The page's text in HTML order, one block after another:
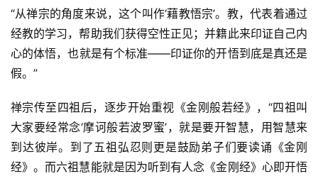
“从禅宗的角度来说，这个叫作‘藉教悟宗’。教，代表着通过
经教的学习，帮助我们获得空性正见；并籍此来印证自己内
心的体悟，也就是有个标准——印证你的开悟到底是真还是
假。”
禅宗传至四祖后，逐步开始重视《金刚般若经》，“四祖叫
大家要经常念‘摩诃般若波罗蜜’，就是要开智慧，用智慧来
到达彼岸。到了五祖弘忍则更是鼓励弟子们要读诵《金刚
经》。而六祖慧能就是因为听到有人念《金刚经》心即开悟